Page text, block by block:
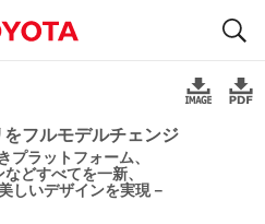
フルモデルチェンジ
プラットフォーム、
どすべてを一新、
しいデザインを実現－